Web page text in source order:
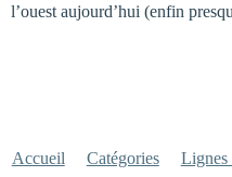
l’ouest aujourd’hui (enfin
Accueil Catégories Lignes